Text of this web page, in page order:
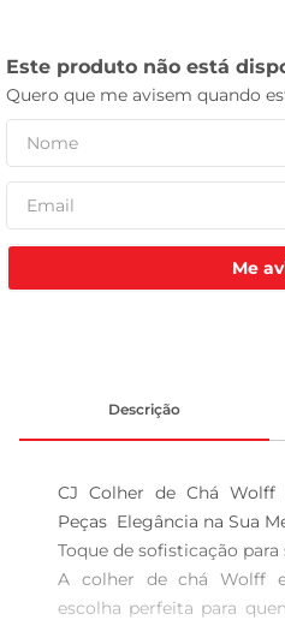
Me
Descrição
CJ Colher de Chá
Peças  Elegância na Sua
Toque de sofisticação para
A colher de chá Wolff
escolha perfeita para
celular